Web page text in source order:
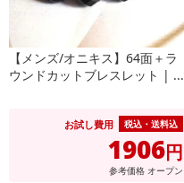
【メンズ/オニキス】64面＋ラ
ウンドカットブレスレット | ...
お試し費用 税込・送料込
1906円
参考価格 オープン